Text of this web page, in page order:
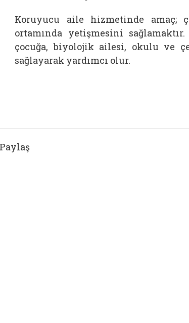
Koruyucu aile hizmetinde
ortamında yetişmesini
çocuğa, biyolojik ailesi, okulu ve
sağlayarak yardımcı olur.
Paylaş